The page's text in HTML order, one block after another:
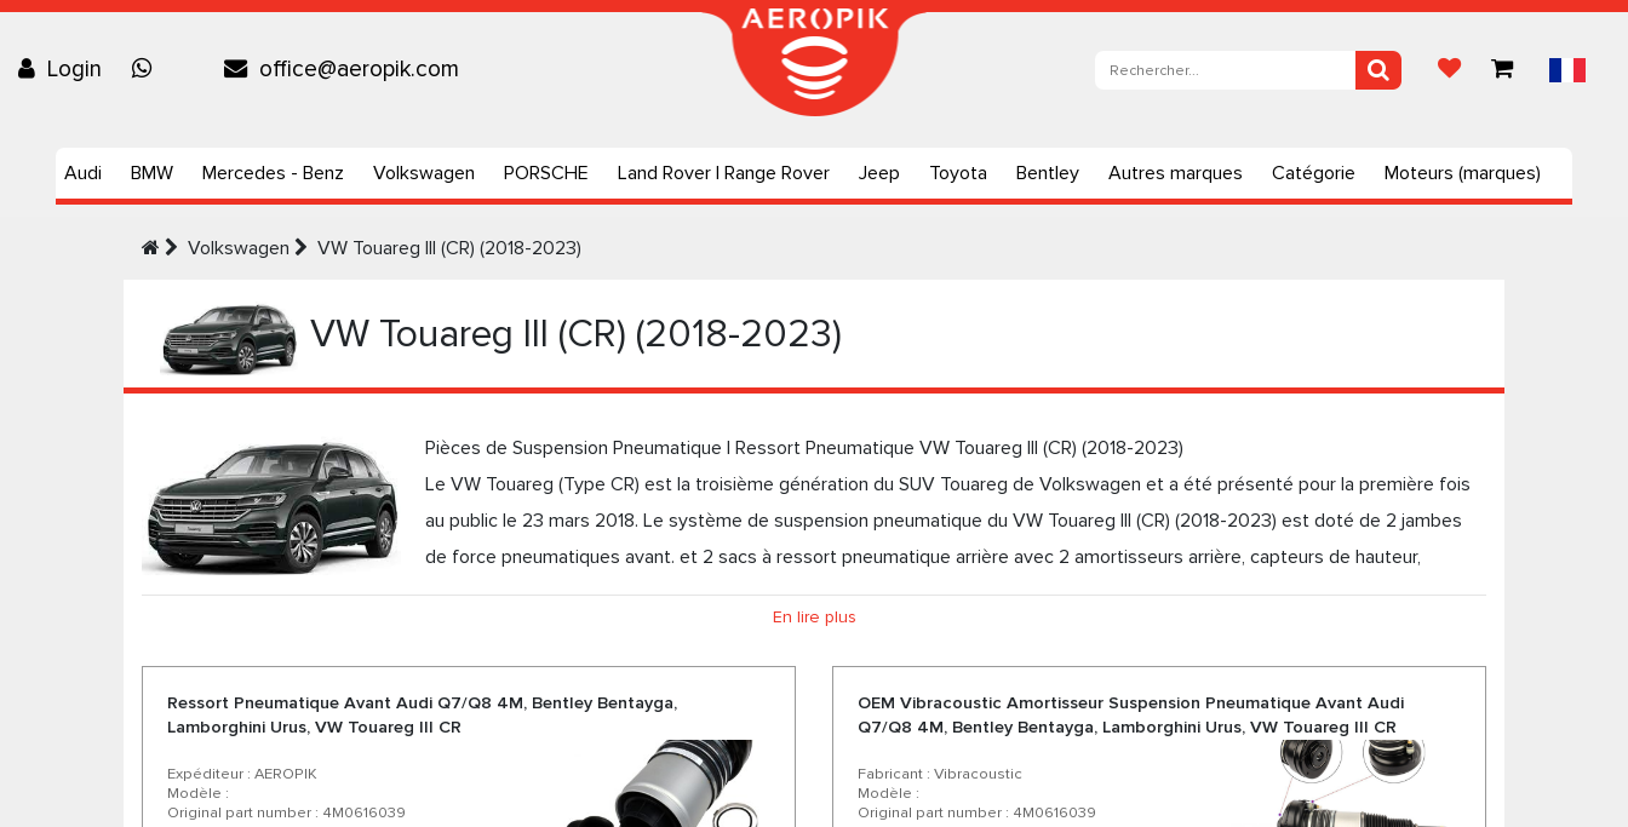
Login office@aeropik.com
Audi BMW Mercedes - Benz Volkswagen PORSCHE Land Rover | Range Rover Jeep Toyota Bentley Autres marques Catégorie Moteurs (marques)
Volkswagen VW Touareg III (CR) (2018-2023)
VW Touareg III (CR) (2018-2023)
Pièces de Suspension Pneumatique | Ressort Pneumatique VW Touareg III (CR) (2018-2023)
Le VW Touareg (Type CR) est la troisième génération du SUV Touareg de Volkswagen et a été présenté pour la première fois
au public le 23 mars 2018. Le système de suspension pneumatique du VW Touareg III (CR) (2018-2023) est doté de 2 jambes
de force pneumatiques avant. et 2 sacs à ressort pneumatique arrière avec 2 amortisseurs arrière, capteurs de hauteur,
compresseur de suspension pneumatique, bloc de soupapes
En lire plus
Ressort Pneumatique Avant Audi Q7/Q8 4M, Bentley Bentayga,
Lamborghini Urus, VW Touareg III CR
Expéditeur : AEROPIK
Modèle :
Original part number : 4M0616039
OEM Vibracoustic Amortisseur Suspension Pneumatique Avant Audi
Q7/Q8 4M, Bentley Bentayga, Lamborghini Urus, VW Touareg III CR
Fabricant : Vibracoustic
Modèle :
Original part number : 4M0616039